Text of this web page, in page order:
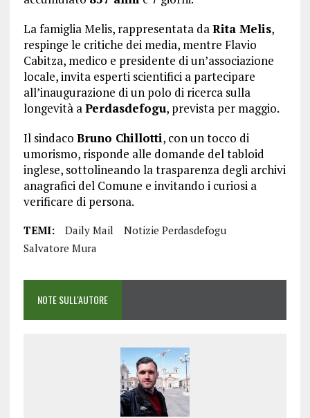
La famiglia Melis, rappresentata daRita Melis,
respinge le critiche dei media, mentre Flavio
Cabitza, medico e presidente di un’associazione
locale, invita esperti scientifici a partecipare
all’inaugurazione di un polo di ricerca sulla
longevità aPerdasdefogu, prevista per maggio.
Il sindaco Bruno Chillotti, con un tocco di
umorismo, risponde alle domande del tabloid
inglese, sottolineando la trasparenza degli archivi
anagrafici del Comune e invitando i curiosi a
verificare di persona.
TEMI: Daily Mail
Notizie Perdasdefogu
Salvatore Mura
NOTE SULL'AUTORE